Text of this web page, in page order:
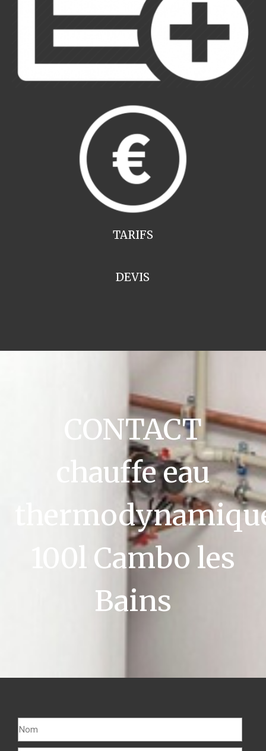
TARIFS
DEVIS
CONTACT
chauffe eau
100l Cambo les
Bains